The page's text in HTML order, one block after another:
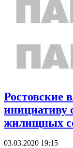
Ростовские
инициативу
жилищных
03.03.2020 19:15